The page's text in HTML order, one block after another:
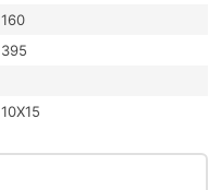
160
395
10X15